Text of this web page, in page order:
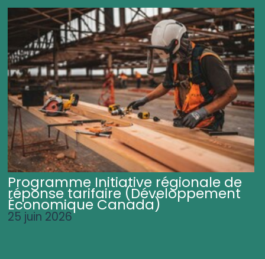
Programme Initiative régionale de
réponse tarifaire (Développement
Économique Canada)
25 juin 2026